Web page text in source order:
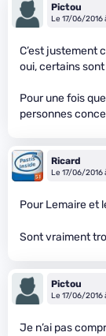
Pictou
Le 17/06/2016
C’est justement
oui, certains sont
Pour une fois
personnes
Ricard
Le 17/06/2016
Pour Lemaire et
Sont vraiment
Pictou
Le 17/06/2016
Je n’ai pas